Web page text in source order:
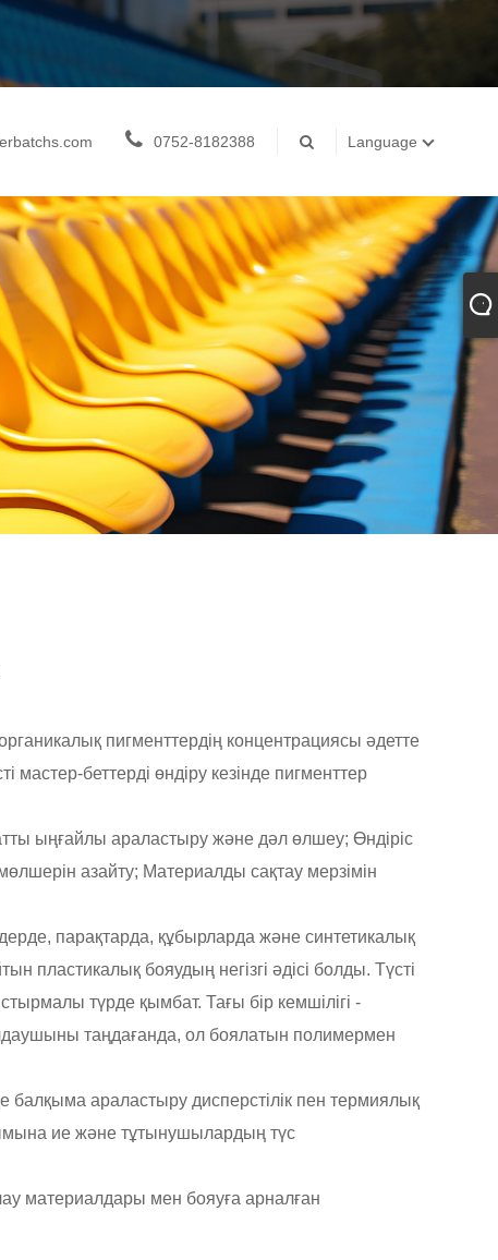
0752-8182388 Language
пигменттердің концентрациясы әдетте
беттерді өндіру кезінде пигменттер
ыңғайлы араластыру және дәл өлшеу; Өндіріс
азайту; Материалды сақтау мерзімін
парақтарда, құбырларда және синтетикалық
бояудың негізгі әдісі болды. Түсті
түрде қымбат. Тағы бір кемшілігі -
таңдағанда, ол боялатын полимермен
араластыру дисперстілік пен термиялық
ие және тұтынушылардың түс
материалдары мен бояуға арналған